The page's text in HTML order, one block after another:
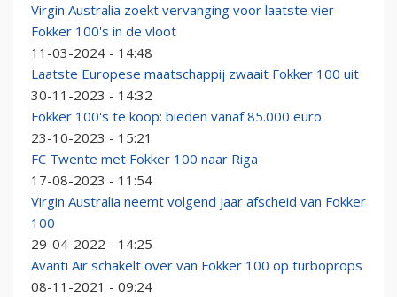
Virgin Australia zoekt vervanging voor laatste vier
Fokker 100's in de vloot
11-03-2024 - 14:48
Laatste Europese maatschappij zwaait Fokker 100 uit
30-11-2023 - 14:32
Fokker 100's te koop: bieden vanaf 85.000 euro
23-10-2023 - 15:21
FC Twente met Fokker 100 naar Riga
17-08-2023 - 11:54
Virgin Australia neemt volgend jaar afscheid van Fokker
100
29-04-2022 - 14:25
Avanti Air schakelt over van Fokker 100 op turboprops
08-11-2021 - 09:24